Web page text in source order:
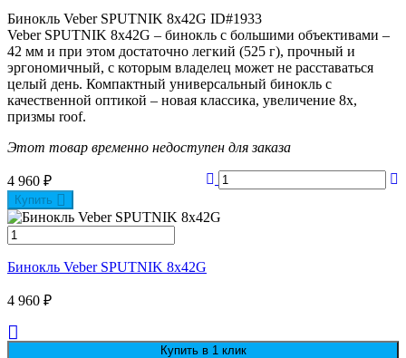
Бинокль Veber SPUTNIK 8х42G ID#1933
Veber SPUTNIK 8х42G – бинокль с большими объективами –
42 мм и при этом достаточно легкий (525 г), прочный и
эргономичный, с которым владелец может не расставаться
целый день. Компактный универсальный бинокль с
качественной оптикой – новая классика, увеличение 8х,
призмы roof.
Этот товар временно недоступен для заказа
4 960 ₽
Купить
Бинокль Veber SPUTNIK 8х42G
4 960 ₽